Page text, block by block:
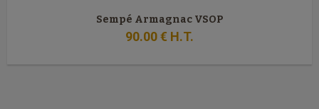
Sempé Armagnac VSOP
90.00€ H.T.